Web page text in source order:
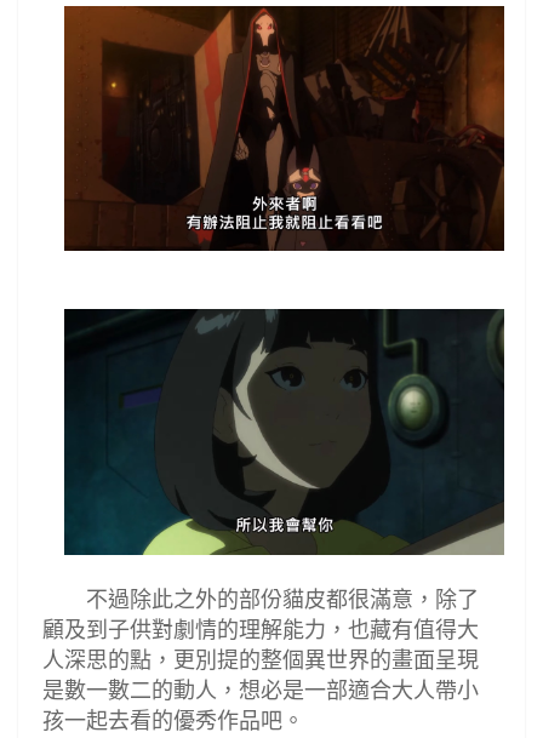
不過除此之外的部份貓皮都很滿意，除了
顧及到子供對劇情的理解能力，也藏有值得大
人深思的點，更別提的整個異世界的畫面呈現
是數一數二的動人，想必是一部適合大人帶小
孩一起去看的優秀作品吧。